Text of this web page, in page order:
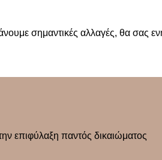
σημαντικές αλλαγές, θα
επιφύλαξη παντός δικαιώματος